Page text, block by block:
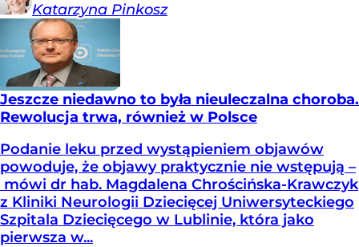
Katarzyna Pinkosz
Jeszcze niedawno to była nieuleczalna choroba.
Rewolucja trwa, również w Polsce
Podanie leku przed wystąpieniem objawów
powoduje, że objawy praktycznie nie wstępują –
mówi dr hab. Magdalena Chrościńska-Krawczyk
z Kliniki Neurologii Dziecięcej Uniwersyteckiego
Szpitala Dziecięcego w Lublinie, która jako
pierwsza w...